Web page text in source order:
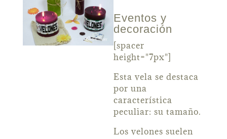
Eventos y
decoración
[spacer
height="7px"]
Esta vela se destaca
por una
característica
peculiar: su tamaño.
Los velones suelen